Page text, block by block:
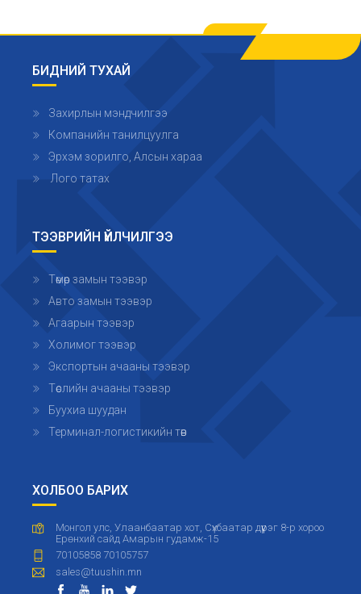
БИДНИЙ ТУХАЙ
Захирлын мэндчилгээ
Компанийн танилцуулга
Эрхэм зорилго, Алсын хараа
Лого татах
ТЭЭВРИЙН ҮЙЛЧИЛГЭЭ
Төмөр замын тээвэр
Авто замын тээвэр
Агаарын тээвэр
Холимог тээвэр
Экспортын ачааны тээвэр
Төслийн ачааны тээвэр
Буухиа шуудан
Терминал-логистикийн төв
ХОЛБОО БАРИХ
Монгол улс, Улаанбаатар хот, Сүхбаатар дүүрэг 8-р хороо
Ерөнхий сайд Амарын гудамж-15
70105858 70105757
sales@tuushin.mn